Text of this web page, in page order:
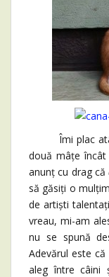
Îmi plac atât
două mâțe
anunț cu drag că
să găsiți o
de artiști
vreau, mi-am
nu se spună
Adevărul este
aleg între câini